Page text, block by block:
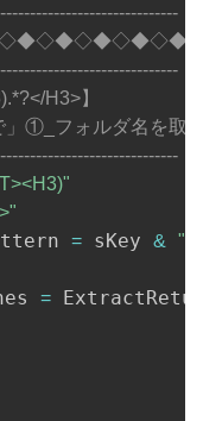
H3>】
」①_フォルダ名を取
= sKey &
=